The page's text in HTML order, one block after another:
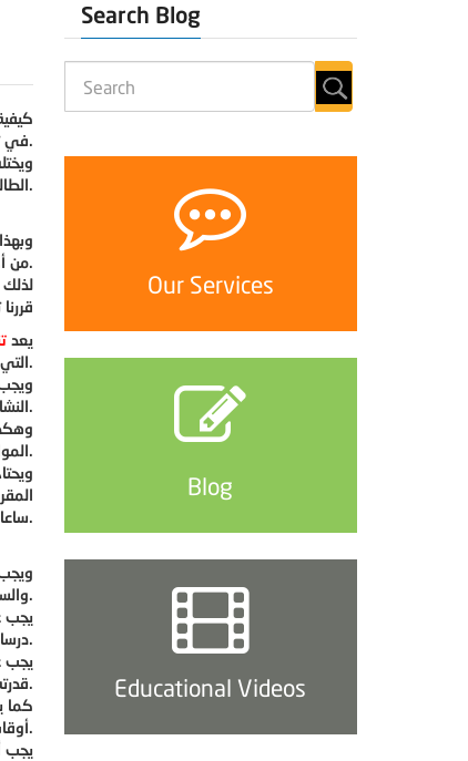
Search Blog
Our Services
Blog
Educational Videos
في تحقيق الطالب للنجاح ووصوله إلى أهدافه وأحلامه.
الطالب خلاله كافة المواد الدراسية، أما تنظيم وقت المذاكرة فيعني أن الطالب يدرس مادة معين خلال فترة معينة ليقدم بها امتحانا أو اختبارا.
من أجل المذاكرة بشكل جيد.
يعد
التي يحلم بها.
النشاطات التي يقوم بها، وذلك لكي يحقق أحلامها.
المواد التي عليه دراستها.
ساعات اليوم بين الأنشطة التي سيقوم بها، وبين ساعات الدراسة.
والسرور إلى قلبه، وترجعه يعود ليكمل دراسته بحافز أكبر، وبهمة أعلى.
يجب
درسا معينا خلال ساعة بينما قد يحتاج طالب آخر لساعتين لإتمام دراسة نفس الدرس.
يجب
قدرته على إكمال الدراسة بالشكل المطلوب.
كما
أوقات محددة يدرسها ويتقنها فيها.
يجب